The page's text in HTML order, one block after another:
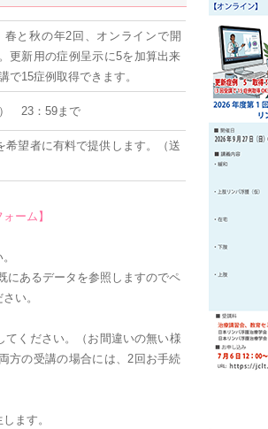
と秋の年2回、オンラインで開
更新用の症例呈示に5を加算出来
で15症例取得できます。
23：59まで
望者に有料で提供します。（送
ーム】
にあるデータを参照しますのでペ
い。
てください。（お間違いの無い様
方の受講の場合には、2回お手続
ます。